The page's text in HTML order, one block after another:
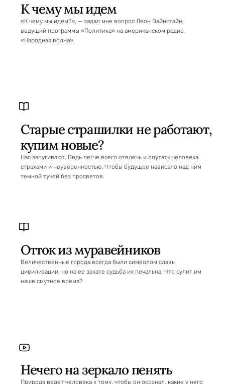
К чему мы идем
«К чему мы идем?», — задал мне вопрос Леон Вайнстайн,
ведущий программы «Политика» на американском радио
«Народная волна».
Старые страшилки не работают,
купим новые?
Нас запугивают. Ведь легче всего отвлечь и опутать человека
страхами и неуверенностью. Чтобы будущее нависало над ним
темной тучей без просветов.
Отток из муравейников
Величественные города всегда были символом славы
цивилизации, но на ее закате судьба их печальна. Что сулит им
наше смутное время?
Нечего на зеркало пенять
Природа ведет человека к тому, чтобы он осознал, какие у него